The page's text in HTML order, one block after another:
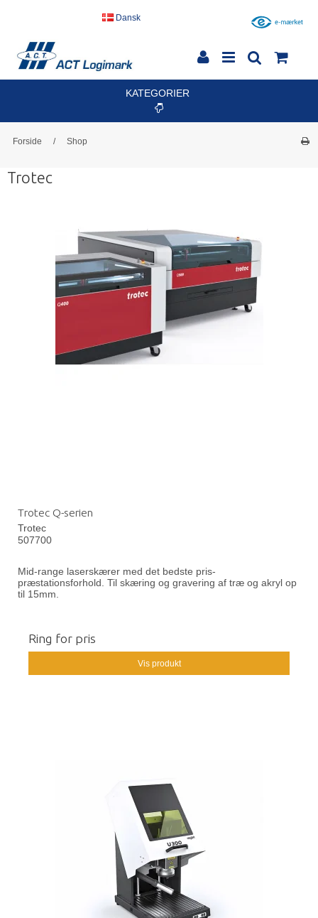
Dansk
KATEGORIER
Forside / Shop
Trotec
Trotec Q-serien
Trotec
507700
Mid-range laserskærer med det bedste pris-
præstationsforhold. Til skæring og gravering af træ og akryl op
til 15mm.
Ring for pris
Vis produkt